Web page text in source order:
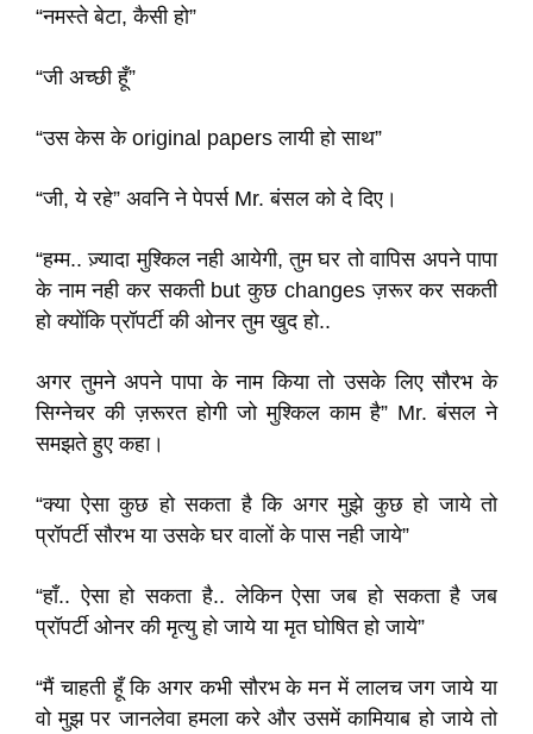
“नमस्ते बेटा, कैसी हो”
“जी अच्छी हूँ”
“उस केस के original papers लायी हो साथ”
“जी, ये रहे” अवनि ने पेपर्स Mr. बंसल को दे दिए।
“हम्म.. ज़्यादा मुश्किल नही आयेगी, तुम घर तो वापिस अपने पापा
के नाम नही कर सकती but कुछ changes ज़रूर कर सकती
हो क्योंकि प्रॉपर्टी की ओनर तुम खुद हो..
अगर तुमने अपने पापा के नाम किया तो उसके लिए सौरभ के
सिग्नेचर की ज़रूरत होगी जो मुश्किल काम है” Mr. बंसल ने
समझते हुए कहा।
“क्या ऐसा कुछ हो सकता है कि अगर मुझे कुछ हो जाये तो
प्रॉपर्टी सौरभ या उसके घर वालों के पास नही जाये”
“हाँ.. ऐसा हो सकता है.. लेकिन ऐसा जब हो सकता है जब
प्रॉपर्टी ओनर की मृत्यु हो जाये या मृत घोषित हो जाये”
“मैं चाहती हूँ कि अगर कभी सौरभ के मन में लालच जग जाये या
वो मुझ पर जानलेवा हमला करे और उसमें कामियाब हो जाये तो